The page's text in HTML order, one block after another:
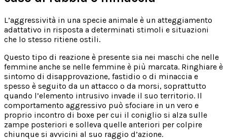
L’aggressività in una specie animale è un atteggiamento
adattativo in risposta a determinati stimoli e situazioni
che lo stesso ritiene ostili.
Questo tipo di reazione è presente sia nei maschi che nelle
femmine anche se nelle femmine è più marcata. Ringhiare è
sintomo di disapprovazione, fastidio o di minaccia e
spesso è seguito da un attacco o da morsi, soprattutto
quando l’elemento intrusivo invade il suo territorio. Il
comportamento aggressivo può sfociare in un vero e
proprio incontro di boxe per cui il coniglio si alza sulle
zampe posteriori e solleva quelle anteriori per colpire
chiunque si avvicini al suo raggio d’azione.